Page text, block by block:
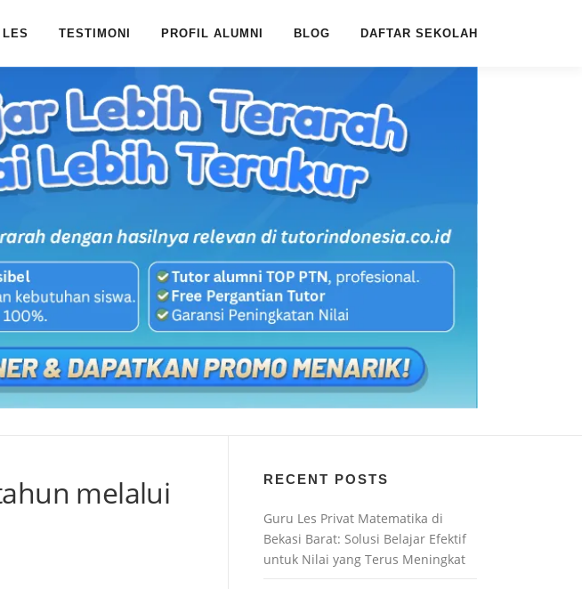
LES TESTIMONI PROFIL ALUMNI BLOG DAFTAR SEKOLAH
melalui
RECENT POSTS
Guru Les Privat Matematika di
Bekasi Barat: Solusi Belajar Efektif
untuk Nilai yang Terus Meningkat